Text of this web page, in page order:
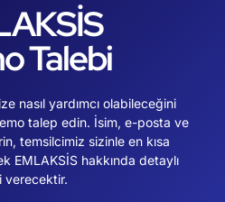
Talebi
nasıl yardımcı olabileceğini
talep edin. İsim, e-posta ve
temsilcimiz sizinle en kısa
EMLAKSİS hakkında detaylı
verecektir.